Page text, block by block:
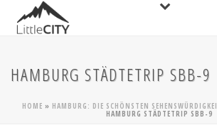
HAMBURG STÄDTETRIP SBB-9
HOME » HAMBURG: DIE SCHÖNSTEN
HAMBURG STÄDTETRIP SBB-9